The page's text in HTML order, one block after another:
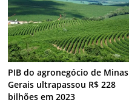
PIB do agronegócio de Minas
Gerais ultrapassou R$ 228
bilhões em 2023